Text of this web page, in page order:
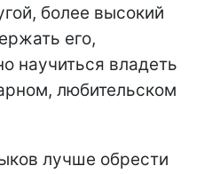
более высокий
его,
научиться владеть
любительском
лучше обрести